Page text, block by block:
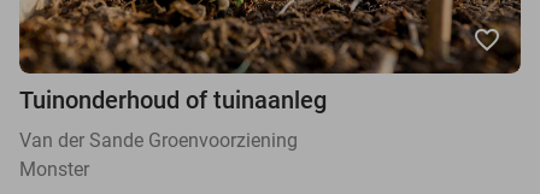
favorite_border
Tuinonderhoud of tuinaanleg
Van der Sande Groenvoorziening
Monster